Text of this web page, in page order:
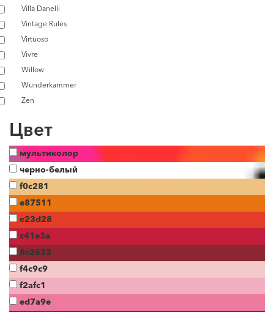
Villa Danelli
Vintage Rules
Virtuoso
Vivre
Willow
Wunderkammer
Zen
Цвет
мультиколор
черно-белый
f0c281
e87511
e23d28
c41e3a
8c2633
f4c9c9
f2afc1
ed7a9e